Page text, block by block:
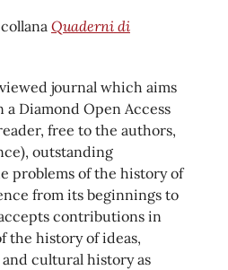
Quadernidi
journal which aims
a Diamond Open Access
free to the authors,
outstanding
problems of the history of
from its beginnings to
contributions in
the history of ideas,
cultural history as